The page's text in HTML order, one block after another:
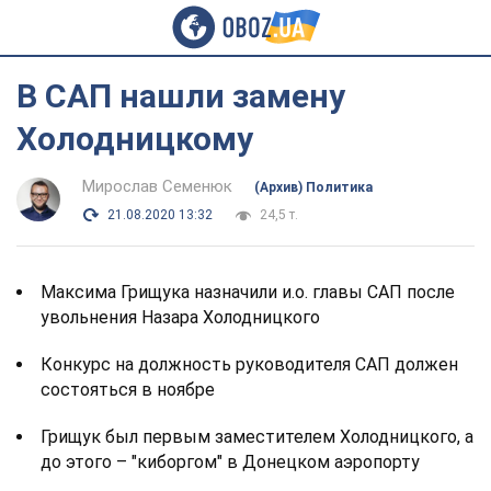
В САП нашли замену
Холодницкому
Мирослав Семенюк
(Архив) Политика
21.08.2020 13:32
24,5 т.
Максима Грищука назначили и.о. главы САП после
увольнения Назара Холодницкого
Конкурс на должность руководителя САП должен
состояться в ноябре
Грищук был первым заместителем Холодницкого, а
до этого – "киборгом" в Донецком аэропорту